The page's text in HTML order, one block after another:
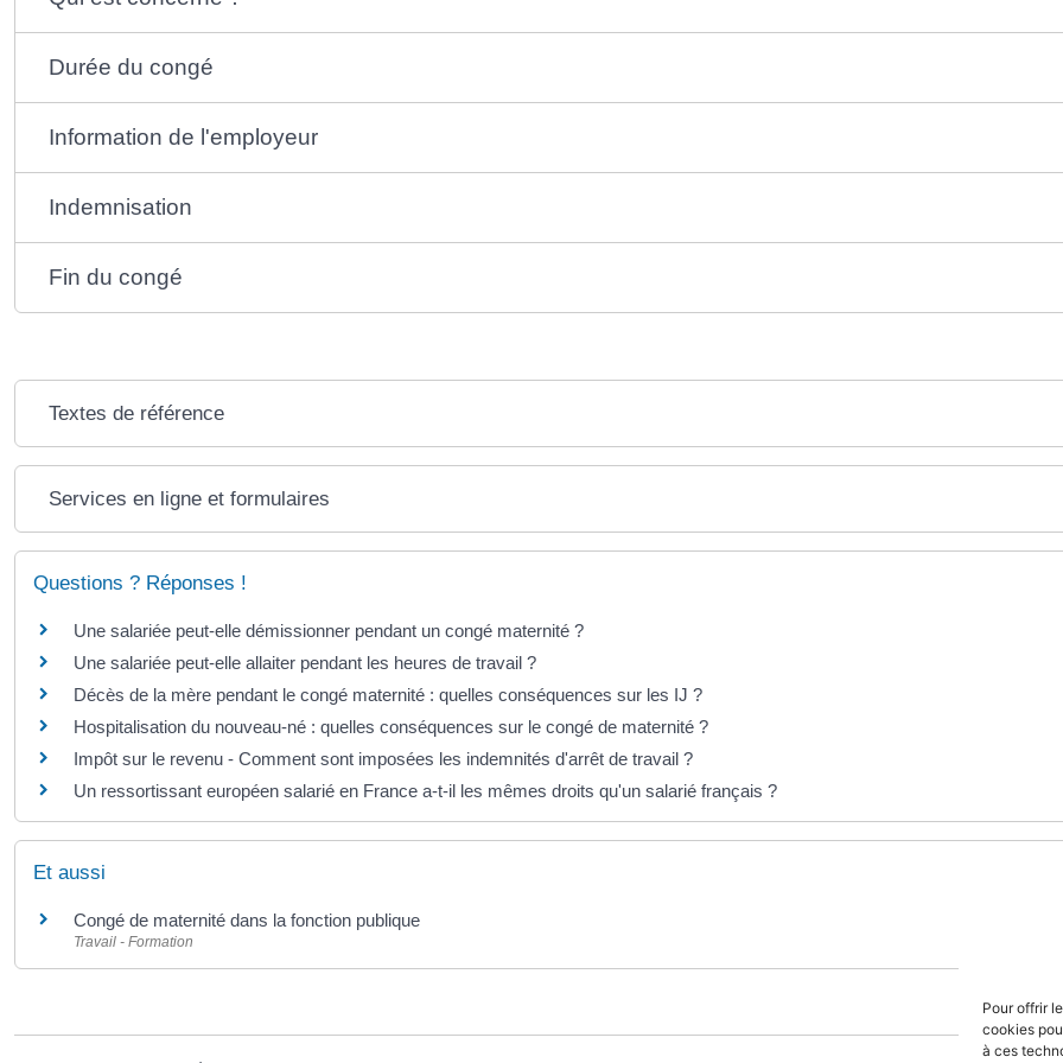
Pour offrir
cookies
à ces
Durée du congé
Information de l'employeur
Indemnisation
Fin du congé
Textes de référence
Services en ligne et formulaires
Questions ? Réponses !
Une salariée peut-elle démissionner pendant un congé maternité ?
Une salariée peut-elle allaiter pendant les heures de travail ?
Décès de la mère pendant le congé maternité : quelles conséquences sur les IJ ?
Hospitalisation du nouveau-né : quelles conséquences sur le congé de maternité ?
Impôt sur le revenu - Comment sont imposées les indemnités d'arrêt de travail ?
Un ressortissant européen salarié en France a-t-il les mêmes droits qu'un salarié français ?
Et aussi
Congé de maternité dans la fonction publique
Travail - Formation